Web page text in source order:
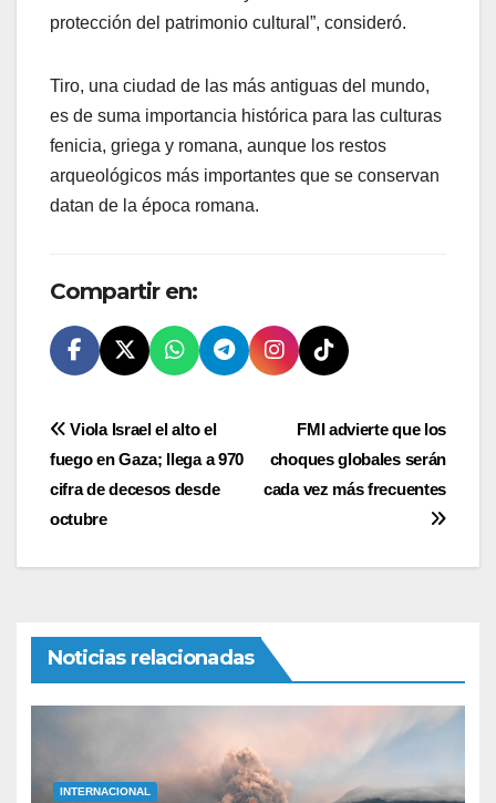
protección del patrimonio cultural”, consideró.
Tiro, una ciudad de las más antiguas del mundo,
es de suma importancia histórica para las culturas
fenicia, griega y romana, aunque los restos
arqueológicos más importantes que se conservan
datan de la época romana.
Compartir en:
Navegación
de
entradas
FMI advierte que los
choques globales serán
cada vez más frecuentes
Viola Israel el alto el
fuego en Gaza; llega a 970
cifra de decesos desde
octubre
Noticias relacionadas
INTERNACIONAL